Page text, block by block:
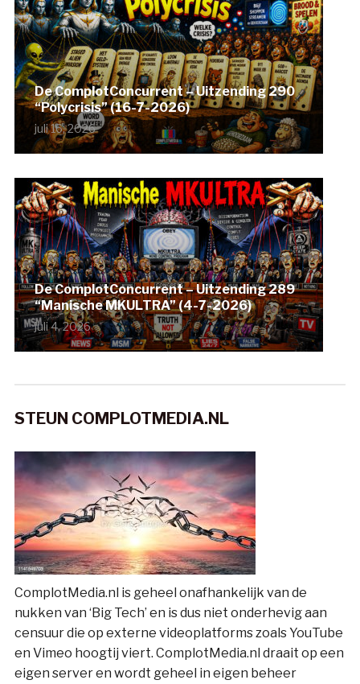
De ComplotConcurrent – Uitzending 290
“Polycrisis” (16-7-2026)
juli 16, 2026
De ComplotConcurrent – Uitzending 289
“Manische MKULTRA” (4-7-2026)
juli 4, 2026
STEUN COMPLOTMEDIA.NL
ComplotMedia.nl is geheel onafhankelijk van de
nukken van ‘Big Tech’ en is dus niet onderhevig aan
censuur die op externe videoplatforms zoals YouTube
en Vimeo hoogtij viert. ComplotMedia.nl draait op een
eigen server en wordt geheel in eigen beheer